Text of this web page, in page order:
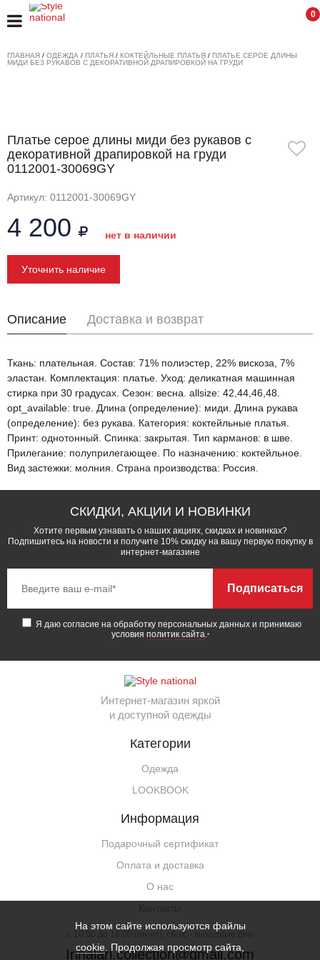
0
ГЛАВНАЯ / ОДЕЖДА / ПЛАТЬЯ / КОКТЕЙЛЬНЫЕ ПЛАТЬЯ / ПЛАТЬЕ СЕРОЕ ДЛИНЫ
МИДИ БЕЗ РУКАВОВ С ДЕКОРАТИВНОЙ ДРАПИРОВКОЙ НА ГРУДИ
Платье серое длины миди без рукавов с
декоративной драпировкой на груди
0112001-30069GY
Артикул: 0112001-30069GY
4 200 нет в наличии
Уточнить наличие
Описание Доставка и возврат
Ткань: плательная. Состав: 71% полиэстер, 22% вискоза, 7%
эластан. Комплектация: платье. Уход: деликатная машинная
стирка при 30 градусах. Сезон: весна. allsize: 42,44,46,48.
opt_available: true. Длина (определение): миди. Длина рукава
(определение): без рукава. Категория: коктейльные платья.
Принт: однотонный. Спинка: закрытая. Тип карманов: в шве.
Прилегание: полуприлегающее. По назначению: коктейльное.
Вид застежки: молния. Страна производства: Россия.
СКИДКИ, АКЦИИ И НОВИНКИ
Хотите первым узнавать о наших акциях, скидках и новинках?
Подпишитесь на новости и получите 10% скидку на вашу первую покупку в
интернет-магазине
Я даю согласие на обработку персональных данных и принимаю
условия политик сайта.*
Подписаться
Интернет-магазин яркой
и доступной одежды
Категории
Одежда
LOOKBOOK
Информация
Подарочный сертификат
Оплата и доставка
О нас
c 10:00 до 18:00 (пн-пт), сб-вс - выходные дни
Irinalari.collection@gmail.com
На этом сайте используются файлы
cookie . Продолжая просмотр сайта,